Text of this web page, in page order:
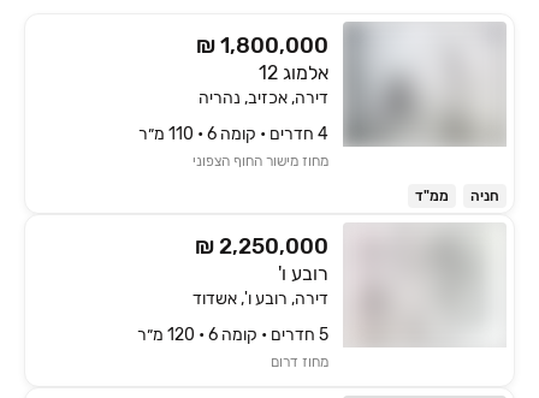
₪ 1,800,000
אלמוג 12
דירה, אכזיב, נהריה
4 חדרים • קומה ‎6‏ • 110 מ״ר
מחוז מישור החוף הצפוני
חניה ממ"ד
₪ 2,250,000
רובע ו'
דירה, רובע ו', אשדוד
5 חדרים • קומה ‎6‏ • 120 מ״ר
מחוז דרום